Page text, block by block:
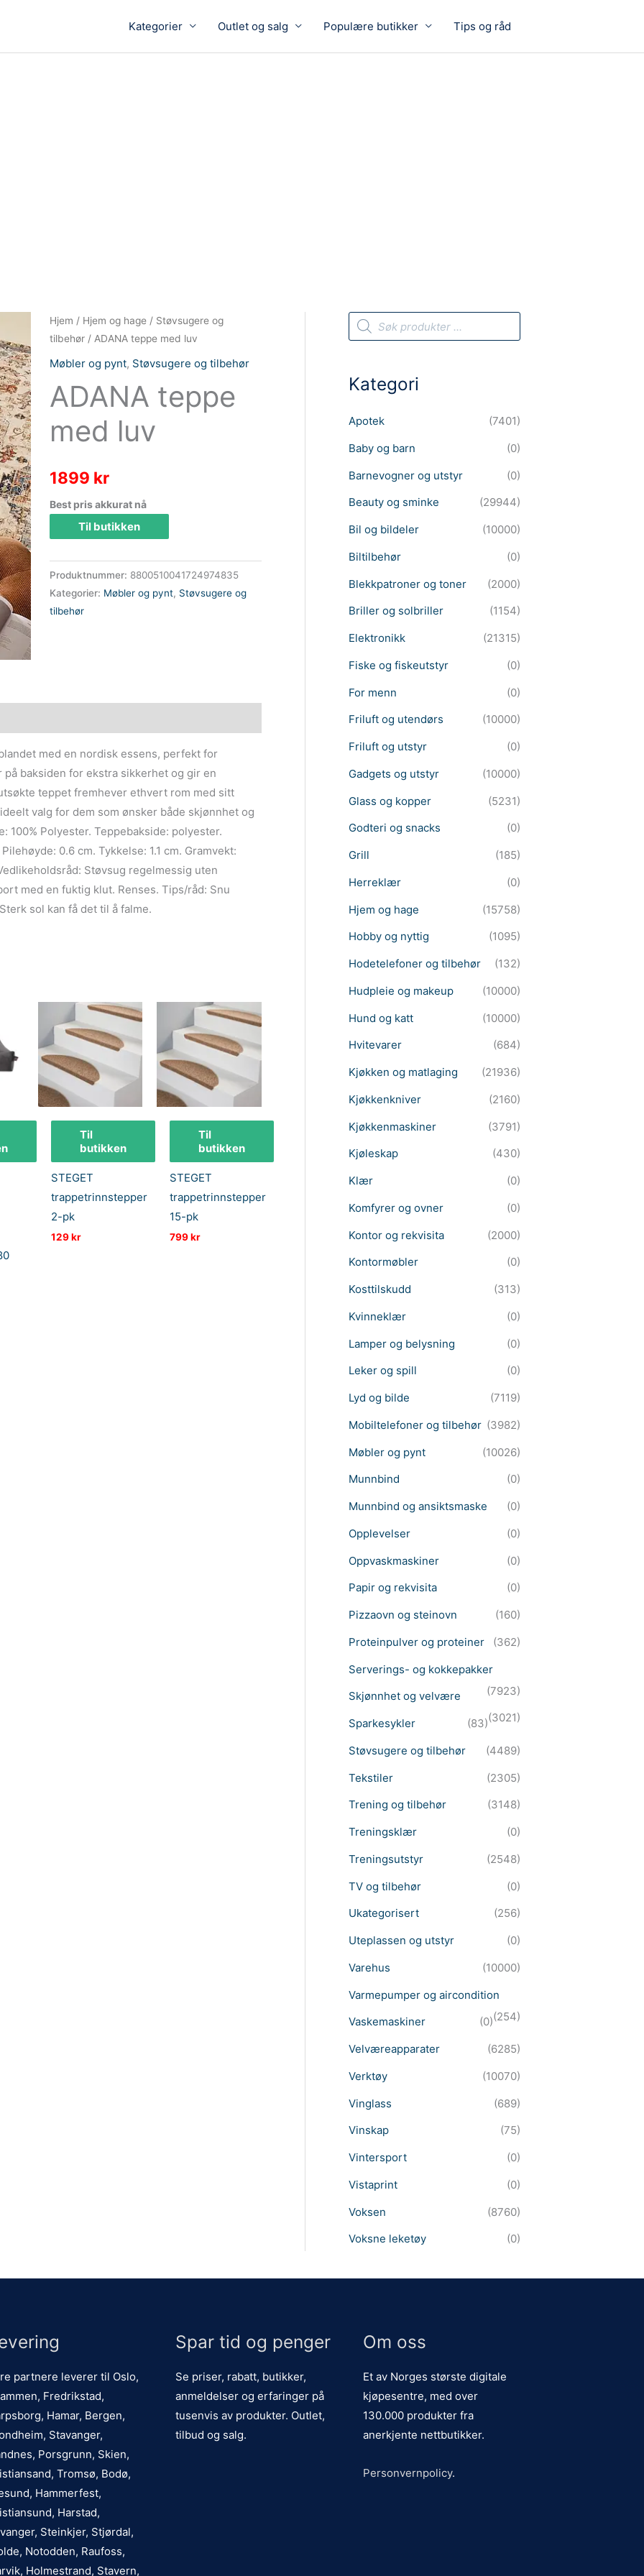
Kategorier Outlet og salg Populære butikker Tips og råd
Hjem / Hjem og hage/ Støvsugere og
tilbehør/ ADANA teppe med luv
Møbler og pynt, Støvsugere og tilbehør
ADANA teppe
med luv
1899 kr
Best pris akkurat nå
Til butikken
Produktnummer: 8800510041724974835
Kategorier: Møbler og pynt, Støvsugere og
tilbehør
med en nordisk essens, perfekt for
baksiden for ekstra sikkerhet og gir en
teppet fremhever ethvert rom med sitt
valg for dem som ønsker både skjønnhet og
100% Polyester. Teppebakside: polyester.
0.6 cm. Tykkelse: 1.1 cm. Gramvekt:
Støvsug regelmessig uten
med en fuktig klut. Renses. Tips/råd: Snu
sol kan få det til å falme.
Til
butikken
STEGET
trappetrinnstepper
2-pk
129kr
Til
butikken
STEGET
trappetrinnstepper
15-pk
799kr
P
o
t
s
e
a
c
h
Kategori
Apotek
(7401)
Baby og barn
(0)
Barnevogner og utstyr
(0)
Beauty og sminke
(29944)
Bil og bildeler
(10000)
Biltilbehør
(0)
Blekkpatroner og toner
(2000)
Briller og solbriller
(1154)
Elektronikk
(21315)
Fiske og fiskeutstyr
(0)
For menn
(0)
Friluft og utendørs
(10000)
Friluft og utstyr
(0)
Gadgets og utstyr
(10000)
Glass og kopper
(5231)
Godteri og snacks
(0)
Grill
(185)
Herreklær
(0)
Hjem og hage
(15758)
Hobby og nyttig
(1095)
Hodetelefoner og tilbehør
(132)
Hudpleie og makeup
(10000)
Hund og katt
(10000)
Hvitevarer
(684)
Kjøkken og matlaging
(21936)
Kjøkkenkniver
(2160)
Kjøkkenmaskiner
(3791)
Kjøleskap
(430)
Klær
(0)
Komfyrer og ovner
(0)
Kontor og rekvisita
(2000)
Kontormøbler
(0)
Kosttilskudd
(313)
Kvinneklær
(0)
Lamper og belysning
(0)
Leker og spill
(0)
Lyd og bilde
(7119)
Mobiltelefoner og tilbehør (3982)
Møbler og pynt
(10026)
Munnbind
(0)
Munnbind og ansiktsmaske
(0)
Opplevelser
(0)
Oppvaskmaskiner
(0)
Papir og rekvisita
(0)
Pizzaovn og steinovn
(160)
Proteinpulver og proteiner
(362)
Serverings- og kokkepakker
(7923)
Skjønnhet og velvære
(3021)
Sparkesykler
(83)
Støvsugere og tilbehør
(4489)
Tekstiler
(2305)
Trening og tilbehør
(3148)
Treningsklær
(0)
Treningsutstyr
(2548)
TV og tilbehør
(0)
Ukategorisert
(256)
Uteplassen og utstyr
(0)
Varehus
(10000)
Varmepumper og aircondition
(254)
Vaskemaskiner
(0)
Velværeapparater
(6285)
Verktøy
(10070)
Vinglass
(689)
Vinskap
(75)
Vintersport
(0)
Vistaprint
(0)
Voksen
(8760)
Voksne leketøy
(0)
partnere leverer til Oslo,
Fredrikstad,
Hamar, Bergen,
Stavanger,
Porsgrunn, Skien,
Tromsø, Bodø,
Hammerfest,
Harstad,
Steinkjer, Stjørdal,
Notodden, Raufoss,
Holmestrand, Stavern,
Spar tid og penger
Se priser, rabatt, butikker,
anmeldelser og erfaringer på
tusenvis av produkter. Outlet,
tilbud og salg.
Om oss
Et av Norges største digitale
kjøpesentre, med over
130.000 produkter fra
anerkjente nettbutikker.
Personvernpolicy.